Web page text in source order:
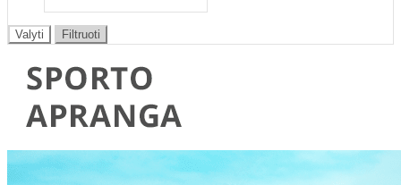
Valyti Filtruoti